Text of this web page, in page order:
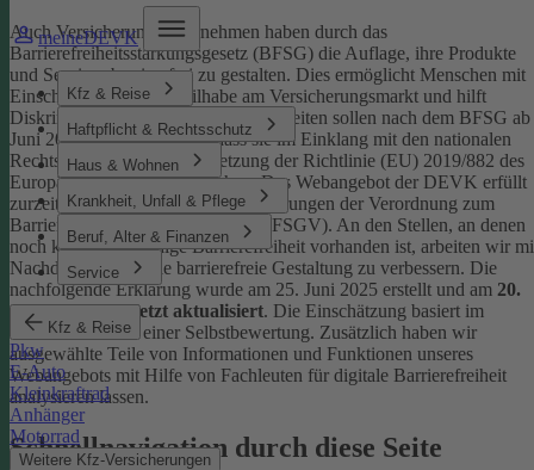
meineDEVK
Kfz & Reise
Haftpflicht & Rechtsschutz
Haus & Wohnen
Krankheit, Unfall & Pflege
Beruf, Alter & Finanzen
Service
Kfz & Reise
Pkw
E-Auto
Kleinkraftrad
Anhänger
Motorrad
Weitere Kfz-Versicherungen
Auch Versicherungsunternehmen haben durch das
Barrierefreiheitsstärkungsgesetz (BFSG) die Auflage, ihre Produkte
und Services barrierefrei zu gestalten. Dies ermöglicht Menschen mit
Einschränkungen die Teilhabe am Versicherungsmarkt und hilft
Diskriminierung abzubauen. Internetseiten sollen nach dem BFSG ab
Juni 2025 so gestaltet sein, dass sie im Einklang mit den nationalen
Rechtsvorschriften zur Umsetzung der Richtlinie (EU) 2019/882 des
Europäischen Parlaments stehen.Das Webangebot der DEVK erfüllt
zurzeit nicht vollständig die Anforderungen der Verordnung zum
Barrierefreiheitsstärkungsgesetz (BFSGV). An den Stellen, an denen
noch keine vollständige Barrierefreiheit vorhanden ist, arbeiten wir
Nachdruck daran, die barrierefreie Gestaltung zu verbessern. Die
nachfolgende Erklärung wurde am 25. Juni 2025 erstellt und am 20.
Januar 2026 zuletzt aktualisiert. Die Einschätzung basiert im
Wesentlichen auf einer Selbstbewertung. Zusätzlich haben wir
ausgewählte Teile von Informationen und Funktionen unseres
Webangebots mit Hilfe von Fachleuten für digitale Barrierefreiheit
analysieren lassen.
Schnellnavigation durch diese Seite